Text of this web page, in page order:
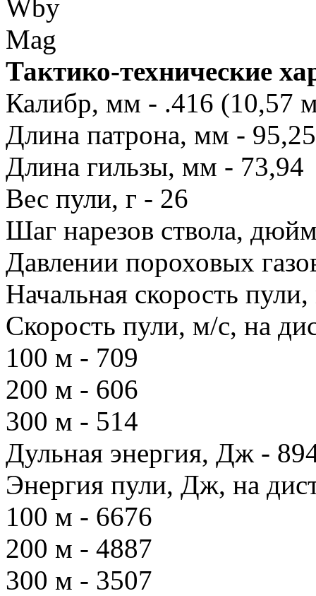
Тактико-технические
Калибр, мм - .416 (10,57
Длина патрона, мм - 95,25
Длина гильзы, мм - 73,94
Вес пули, г - 26
Шаг нарезов ствола,
Давлении пороховых
Начальная скорость
Скорость пули, м/с, на
100 м - 709
200 м - 606
300 м - 514
Дульная энергия, Дж -
Энергия пули, Дж, на
100 м - 6676
200 м - 4887
300 м - 3507